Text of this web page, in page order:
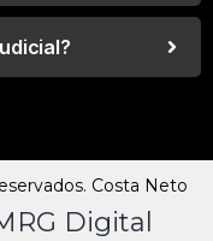
Costa Neto
Digital